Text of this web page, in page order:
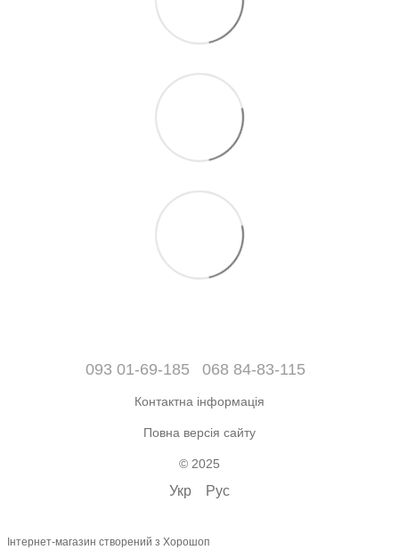
093 01-69-185 068 84-83-115
Контактна інформація
Повна версія сайту
© 2025
Укр Рус
Інтернет-магазин створений з Хорошоп